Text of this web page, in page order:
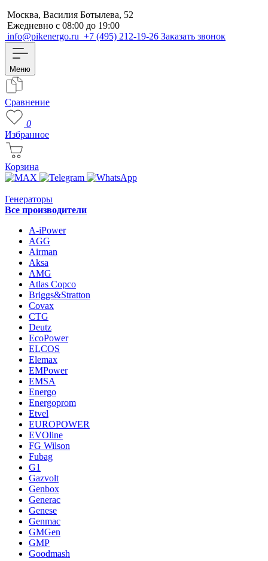
Москва, Василия Ботылева, 52
Ежедневно с 08:00 до 19:00
info@pikenergo.ru +7 (495) 212-19-26 Заказать звонок
Меню
Сравнение
0
Избранное
Корзина
Генераторы
Все производители
A-iPower
AGG
Airman
Aksa
AMG
Atlas Copco
Briggs&Stratton
Covax
CTG
Deutz
EcoPower
ELCOS
Elemax
EMPower
EMSA
Energo
Energoprom
Etvel
EUROPOWER
EVOline
FG Wilson
Fubag
G1
Gazvolt
Genbox
Generac
Genese
Genmac
GMGen
GMP
Goodmash